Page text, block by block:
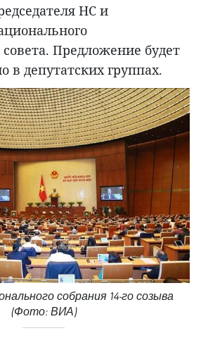
НС и
Предложение будет
в депутатских группах.
собрания 14-го созыва
(Фото: ВИА)